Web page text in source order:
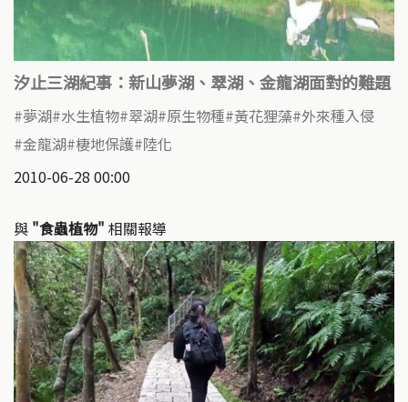
汐止三湖紀事：新山夢湖、翠湖、金龍湖面對的難題
夢湖 水生植物 翠湖 原生物種 黃花狸藻 外來種入侵
金龍湖 棲地保護 陸化
2010-06-28 00:00
與 "食蟲植物" 相關報導